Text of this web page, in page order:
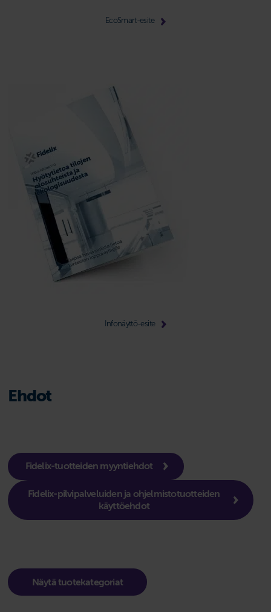
EcoSmart-esite
Infonäyttö-esite
Ehdot
Fidelix-tuotteiden myyntiehdot
Fidelix-pilvipalveluiden ja ohjelmistotuotteiden
käyttöehdot
Näytä tuotekategoriat